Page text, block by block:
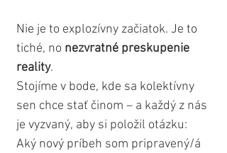
Nie je to explozívny začiatok. Je to
tiché, no nezvratné preskupenie
reality.
Stojíme v bode, kde sa kolektívny
sen chce stať činom – a každý z nás
je vyzvaný, aby si položil otázku:
Aký nový príbeh som pripravený/á